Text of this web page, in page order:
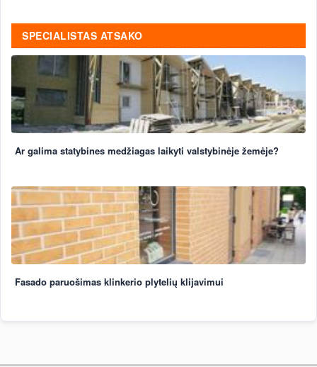
SPECIALISTAS ATSAKO
Ar galima statybines medžiagas laikyti valstybinėje žemėje?
Fasado paruošimas klinkerio plytelių klijavimui